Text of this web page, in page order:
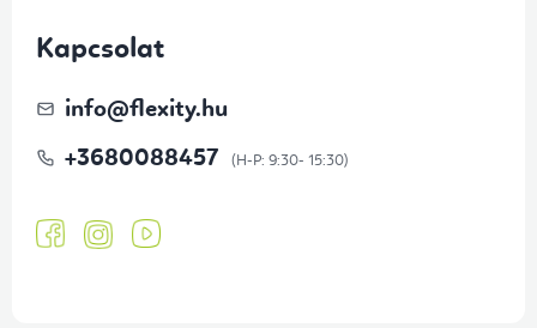
Kapcsolat
info@flexity.hu
+3680088457